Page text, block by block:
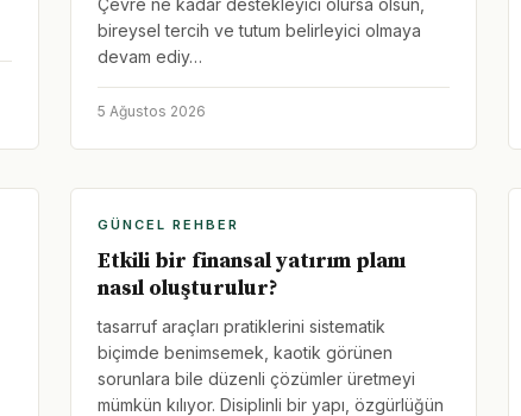
Çevre ne kadar destekleyici olursa olsun,
bireysel tercih ve tutum belirleyici olmaya
devam ediy…
5 Ağustos 2026
GÜNCEL REHBER
Etkili bir finansal yatırım planı
nasıl oluşturulur?
tasarruf araçları pratiklerini sistematik
biçimde benimsemek, kaotik görünen
sorunlara bile düzenli çözümler üretmeyi
mümkün kılıyor. Disiplinli bir yapı, özgürlüğün